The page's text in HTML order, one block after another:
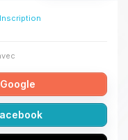
Inscription